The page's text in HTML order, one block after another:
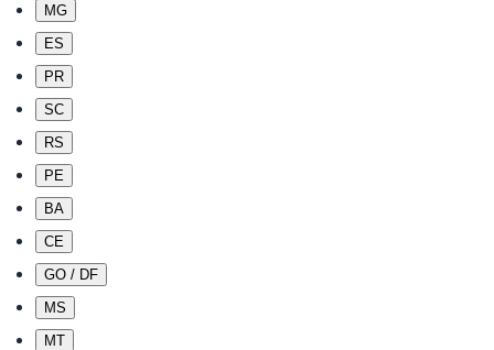
MG
ES
PR
SC
RS
PE
BA
CE
GO / DF
MS
MT